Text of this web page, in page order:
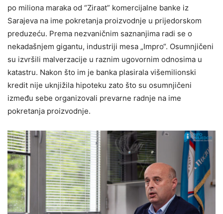
po miliona maraka od “Ziraat” komercijalne banke iz
Sarajeva na ime pokretanja proizvodnje u prijedorskom
preduzeću. Prema nezvaničnim saznanjima radi se o
nekadašnjem gigantu, industriji mesa „Impro“. Osumnjičeni
su izvršili malverzacije u raznim ugovornim odnosima u
katastru. Nakon što im je banka plasirala višemilionski
kredit nije uknjižila hipoteku zato što su osumnjičeni
između sebe organizovali prevarne radnje na ime
pokretanja proizvodnje.